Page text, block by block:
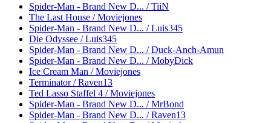
Spider-Man - Brand New D... / TiiN
The Last House / Moviejones
Spider-Man - Brand New D... / Luis345
Die Odyssee / Luis345
Spider-Man - Brand New D... / Duck-Anch-Amun
Spider-Man - Brand New D... / MobyDick
Ice Cream Man / Moviejones
Terminator / Raven13
Ted Lasso Staffel 4 / Moviejones
Spider-Man - Brand New D... / MrBond
Spider-Man - Brand New D... / Raven13